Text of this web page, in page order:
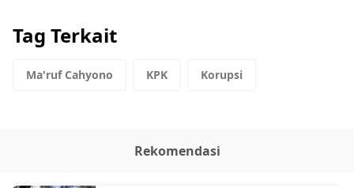
Tag Terkait
Ma'ruf Cahyono KPK Korupsi
Rekomendasi